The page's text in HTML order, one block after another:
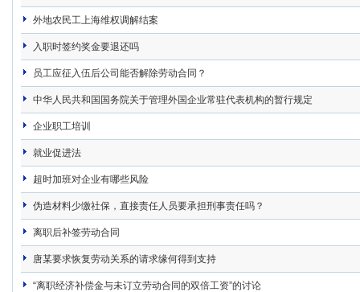
外地农民工上海维权调解结案
入职时签约奖金要退还吗
员工应征入伍后公司能否解除劳动合同？
中华人民共和国国务院关于管理外国企业常驻代表机构的暂行规定
企业职工培训
就业促进法
超时加班对企业有哪些风险
伪造材料少缴社保，直接责任人员要承担刑事责任吗？
离职后补签劳动合同
唐某要求恢复劳动关系的请求缘何得到支持
“离职经济补偿金与未订立劳动合同的双倍工资”的讨论